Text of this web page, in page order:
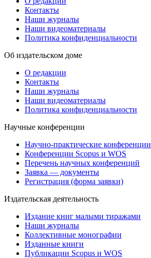
Контакты
Наши журналы
Наши видеоматериалы
Политика конфиденциальности
Об издательском доме
О редакции
Контакты
Наши журналы
Наши видеоматериалы
Политика конфиденциальности
Научные конференции
Научно-практические конференции
Конференции Scopus и WOS
Перечень научных конференций
Заявка — документы
Регистрация (форма заявки)
Издательская деятельность
Издание книг малыми тиражами
Наши журналы
Коллективные монографии
Изданные книги
Публикации Scopus и WOS